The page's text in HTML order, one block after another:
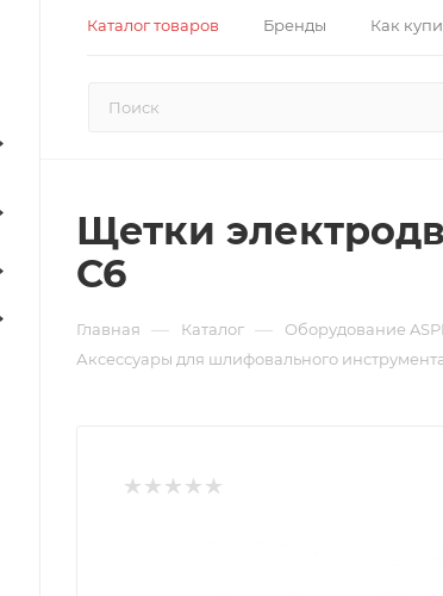
Каталог товаров Бренды Как
Щетки
C6
Главная — Каталог — Оборудование
Аксессуары для шлифовального